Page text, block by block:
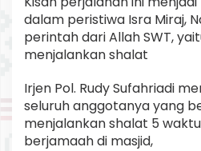
dalam peristiwa Isra Miraj,
perintah dari Allah SWT,
menjalankan shalat
Irjen Pol. Rudy Sufahriadi
seluruh anggotanya yang
menjalankan shalat 5
berjamaah di masjid,